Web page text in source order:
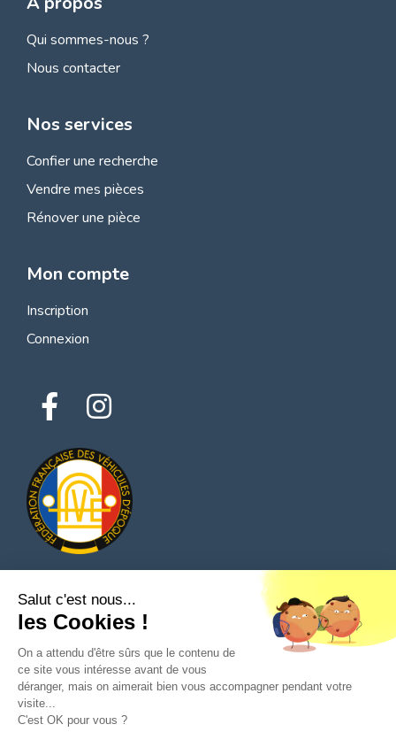
Poser une question au vendeur
Qui sommes-nous ?
Nous contacter
Nos services
Confier une recherche
Vendre mes pièces
Rénover une pièce
Mon compte
Inscription
Connexion
© 2026 Tous droits réservés - Classic Parts Finder
Politique de confidentialités
Conditions générales d'utilisation
Mentions légales
Salut c'est nous...
les Cookies !
On a attendu d'être sûrs que le contenu de
ce site vous intéresse avant de vous
déranger, mais on aimerait bien vous accompagner pendant votre
visite...
C'est OK pour vous ?